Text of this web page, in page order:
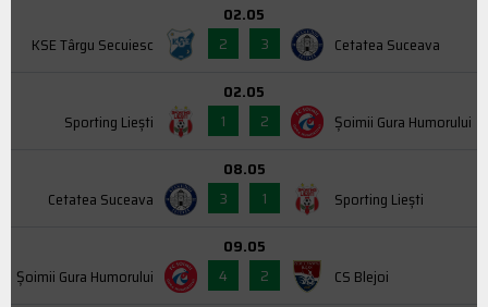
KSE Târgu Secuiesc
02.05
2
3 Cetatea Suceava
Sporting Liești
02.05
1
2 Şoimii Gura Humorului
Cetatea Suceava
08.05
3
1 Sporting Liești
Şoimii Gura Humorului
09.05
4
2 CS Blejoi